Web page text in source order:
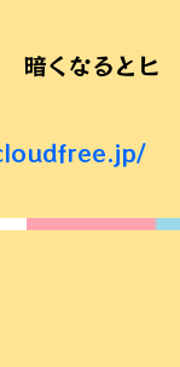
暗くなるとヒ